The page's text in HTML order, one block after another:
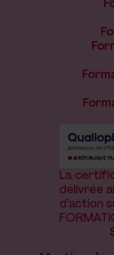
La
délivrée
d’action